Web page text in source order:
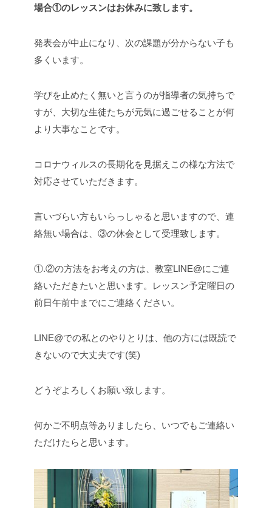
場合①のレッスンはお休みに致します。
発表会が中止になり、次の課題が分からない子も
多くいます。
学びを止めたく無いと言うのが指導者の気持ちで
すが、大切な生徒たちが元気に過ごせることが何
より大事なことです。
コロナウィルスの長期化を見据えこの様な方法で
対応させていただきます。
言いづらい方もいらっしゃると思いますので、連
絡無い場合は、③の休会として受理致します。
①.②の方法をお考えの方は、教室LINE@にご連
絡いただきたいと思います。レッスン予定曜日の
前日午前中までにご連絡ください。
LINE@での私とのやりとりは、他の方には既読で
きないので大丈夫です(笑)
どうぞよろしくお願い致します。
何かご不明点等ありましたら、いつでもご連絡い
ただけたらと思います。